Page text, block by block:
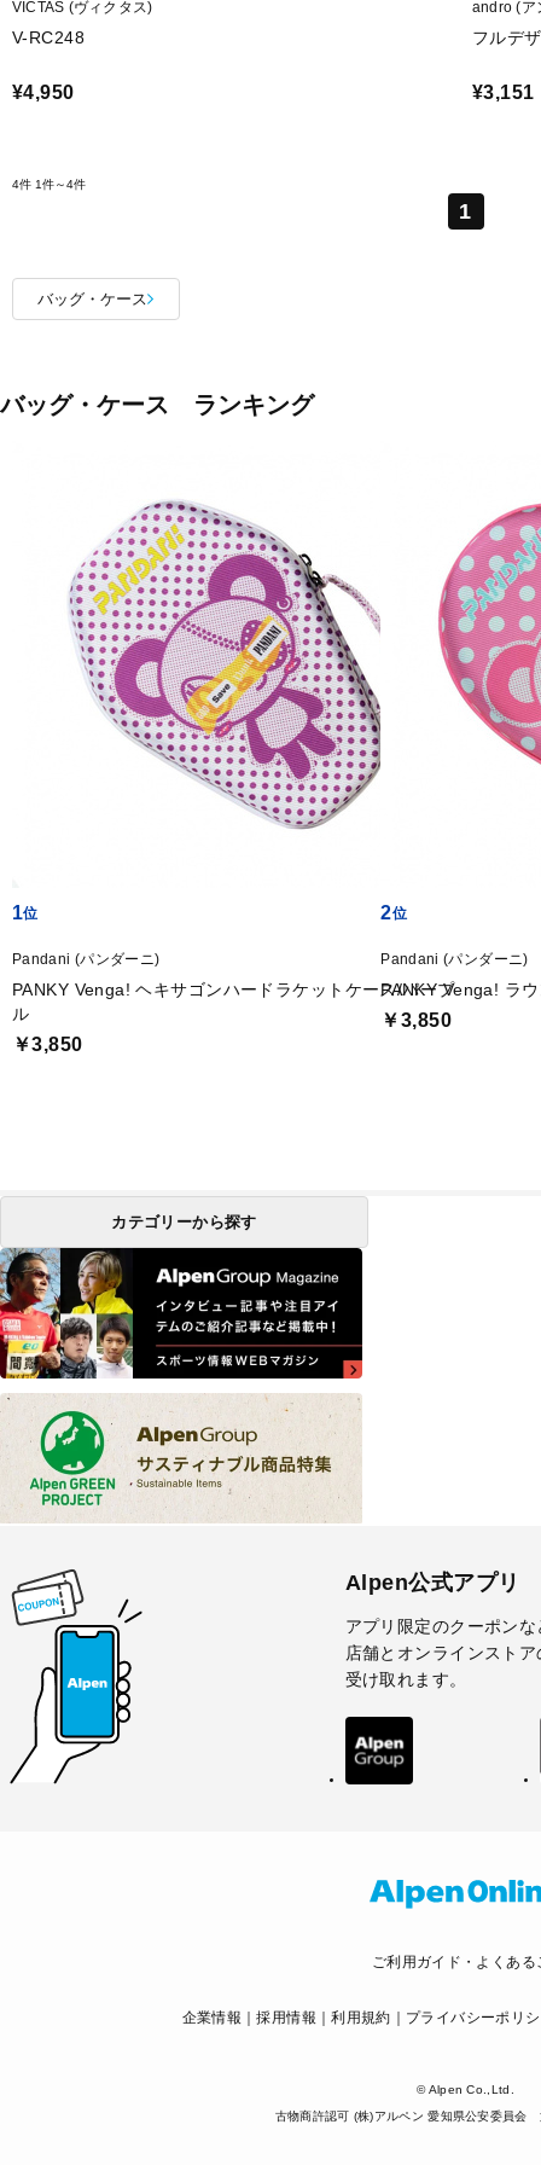
VICTAS (ヴィクタス)
V-RC248
¥4,950
andro (ア
フルデ
¥3,151
4件 1件～4件
1
バッグ・ケース
バッグ・ケース ランキング
1
Pandani (パンダーニ)
PANKY Venga! ヘキサゴンハードラケットケース/パープ
ル
￥3,850
2
Pandani (パンダーニ)
PANKY Venga! ラ
￥3,850
カテゴリーから探す
Alpen公式アプリ
アプリ限定のクーポンな
店舗とオンラインスト
受け取れます。
ご利用ガイド・よくある
企業情報 採用情報 利用規約 プライバシーポリ
© Alpen Co.,Ltd.
古物商許認可 (株)アルペン 愛知県公安委員